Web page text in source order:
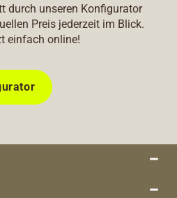
durch unseren Konfigurator
Preis jederzeit im Blick.
einfach online!